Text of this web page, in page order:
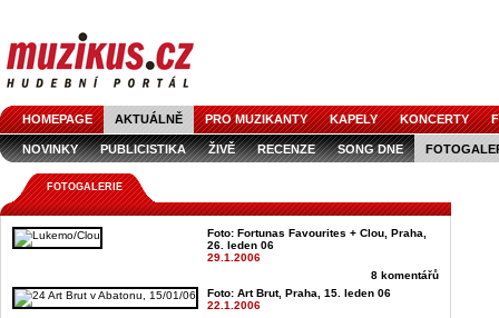
HOMEPAGE AKTUÁLNĚ PRO MUZIKANTY KAPELY KONCERTY
NOVINKY PUBLICISTIKA ŽIVĚ RECENZE SONG DNE
FOTOGALERIE
Foto: Fortunas Favourites + Clou, Praha,
26. leden 06
29.1.2006
8 komentářů
Foto: Art Brut, Praha, 15. leden 06
22.1.2006